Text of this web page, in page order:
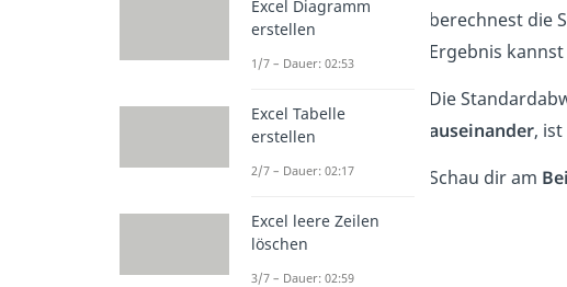
berechnest die
Ergebnis
Die
auseinander, ist
Schau dir am
Excel Diagramm
erstellen
1/7 – Dauer: 02:53
Excel Tabelle
erstellen
2/7 – Dauer: 02:17
Excel leere Zeilen
löschen
3/7 – Dauer: 02:59